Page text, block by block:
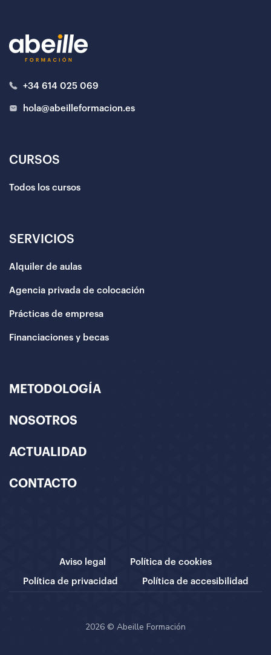
+34 614 025 069
hola@abeilleformacion.es
CURSOS
Todos los cursos
SERVICIOS
Alquiler de aulas
Agencia privada de colocación
Prácticas de empresa
Financiaciones y becas
METODOLOGÍA
NOSOTROS
ACTUALIDAD
CONTACTO
Aviso legal Política de cookies
Política de privacidad Política de accesibilidad
2026 © Abeille Formación